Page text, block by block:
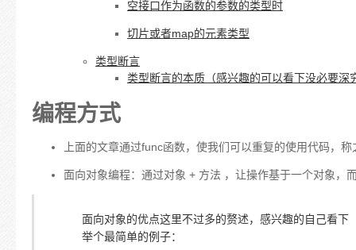
空接口作为函数的参数的类型时
切片或者map的元素类型
类型断言
类型断言的本质（感兴趣的可以看下没必要深
编程方式
上面的文章通过func函数，使我们可以重复的使用代码，
面向对象编程：通过对象 + 方法 ，让操作基于一个对象，
面向对象的优点这里不过多的赘述，感兴趣的自己看下
举个最简单的例子：